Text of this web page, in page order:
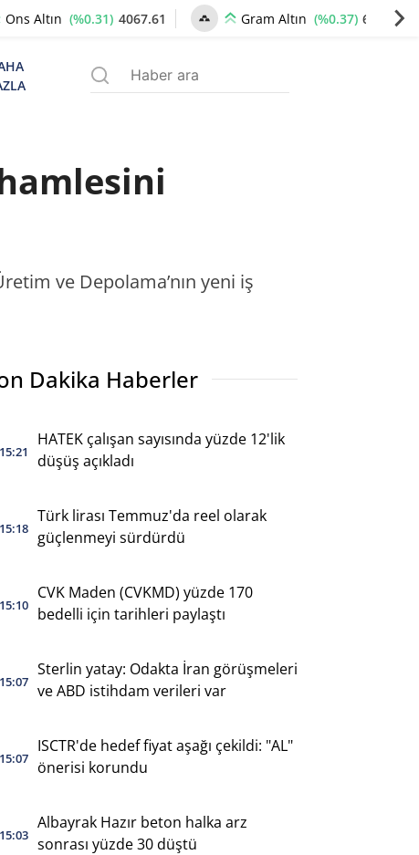
Ons Altın (%0.31) 4067.61 Gram Altın (%0.37) 6219.71
ve Depolama’nın yeni iş
Dakika Haberler
15:21
HATEK çalışan sayısında yüzde 12'lik
düşüş açıkladı
15:18
Türk lirası Temmuz'da reel olarak
güçlenmeyi sürdürdü
15:10
CVK Maden (CVKMD) yüzde 170
bedelli için tarihleri paylaştı
15:07
Sterlin yatay: Odakta İran görüşmeleri
ve ABD istihdam verileri var
15:07
ISCTR'de hedef fiyat aşağı çekildi: "AL"
önerisi korundu
15:03
Albayrak Hazır beton halka arz
sonrası yüzde 30 düştü